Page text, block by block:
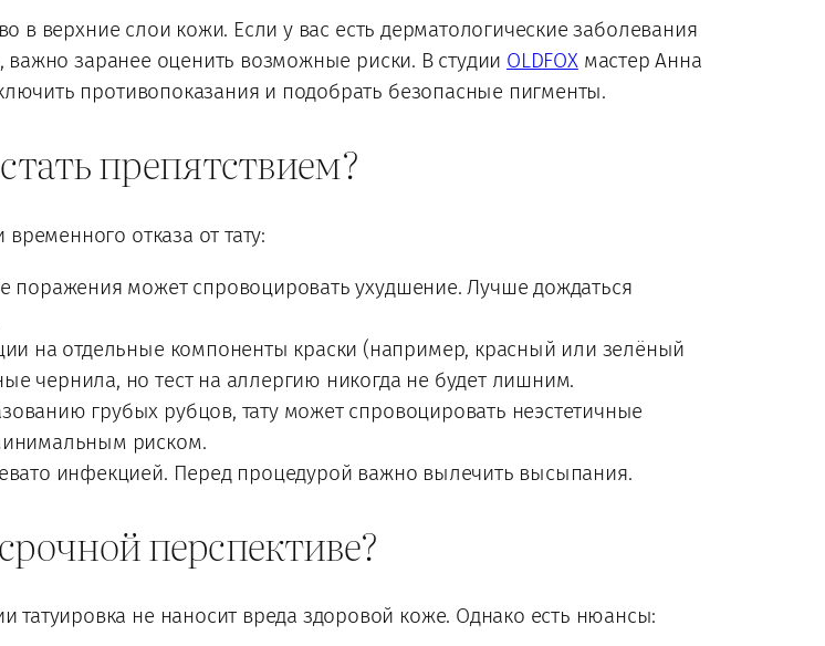
в верхние слои кожи. Если у вас есть дерматологические заболевания
важно заранее оценить возможные риски. В студии OLDFOXмастер Анна
противопоказания и подобрать безопасные пигменты.
препятствием?
отказа от тату:
поражения может спровоцировать ухудшение. Лучше дождаться
на отдельные компоненты краски (например, красный или зелёный
чернила, но тест на аллергию никогда не будет лишним.
грубых рубцов, тату может спровоцировать неэстетичные
риском.
инфекцией. Перед процедурой важно вылечить высыпания.
перспективе?
не наносит вреда здоровой коже. Однако есть нюансы: